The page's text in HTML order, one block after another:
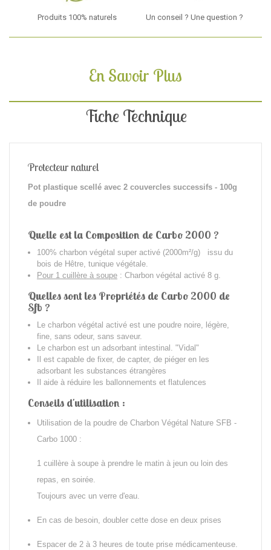
Produits 100% naturels Un conseil ? Une question ?
En Savoir Plus
Fiche Technique
Protecteur naturel
Pot plastique scellé avec 2 couvercles successifs - 100g
de poudre
Quelle est la Composition de Carbo 2000 ?
100% charbon végétal super activé (2000m²/g) issu du
bois de Hêtre, tunique végétale.
Pour 1 cuillère à soupe : Charbon végétal activé 8 g.
Quelles sont les Propriétés de Carbo 2000 de
Sfb ?
Le charbon végétal activé est une poudre noire, légère,
fine, sans odeur, sans saveur.
Le charbon est un adsorbant intestinal. "Vidal"
Il est capable de fixer, de capter, de piéger en les
adsorbant les substances étrangères
Il aide à réduire les ballonnements et flatulences
Conseils d'utilisation :
Utilisation de la poudre de Charbon Végétal Nature SFB -
Carbo 1000 :
1 cuillère à soupe à prendre le matin à jeun ou loin des
repas, en soirée.
Toujours avec un verre d'eau.
En cas de besoin, doubler cette dose en deux prises
Espacer de 2 à 3 heures de toute prise médicamenteuse.